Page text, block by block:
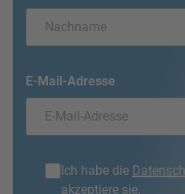
E-Mail-Adresse
Ich habe die
akzeptiere sie.